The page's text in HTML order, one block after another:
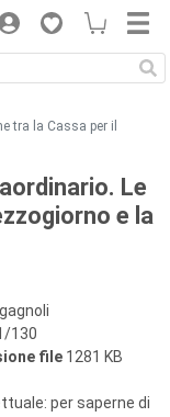
tra la Cassa per il
Le
e la
130
file 1281 KB
per saperne di